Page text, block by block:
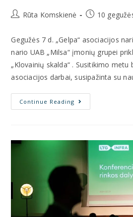
Rūta Komskienė 10
Gegužės 7 d. „Gelpa“ asociacijos
nario UAB „Milsa“ įmonių grupei
„Klovainių skalda“ . Susitikimo
asociacijos darbai, susipažinta su
Continue Reading